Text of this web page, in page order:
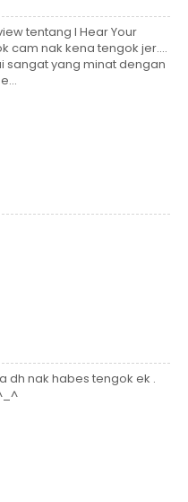
tentang I Hear Your
cam nak kena tengok jer....
sangat yang minat dengan
dh nak habes tengok ek .